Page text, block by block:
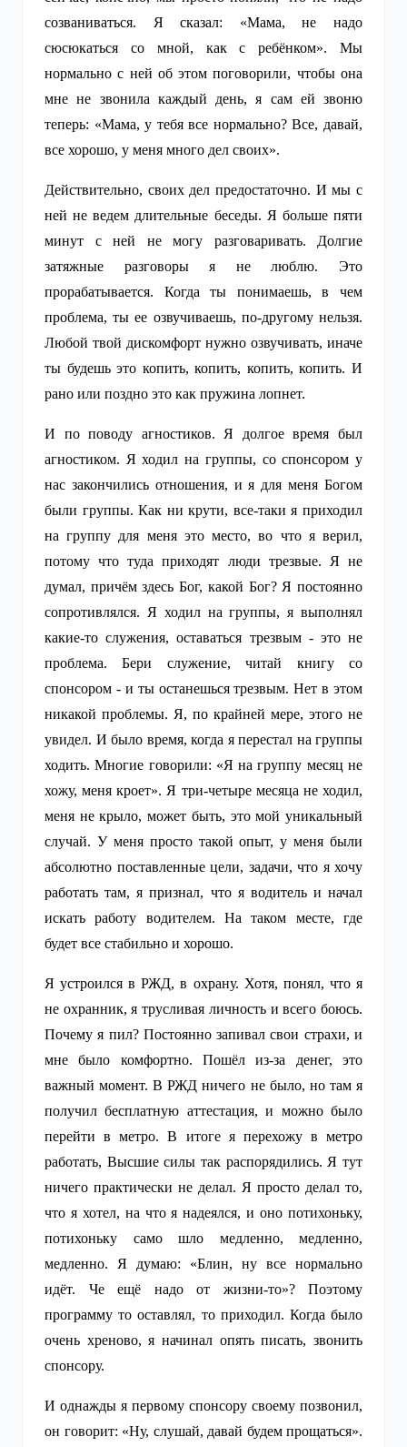
созваниваться. Я сказал: «Мама, не надо
сюсюкаться со мной, как с ребёнком». Мы
нормально с ней об этом поговорили, чтобы она
мне не звонила каждый день, я сам ей звоню
теперь: «Мама, у тебя все нормально? Все, давай,
все хорошо, у меня много дел своих».
Действительно, своих дел предостаточно. И мы с
ней не ведем длительные беседы. Я больше пяти
минут с ней не могу разговаривать. Долгие
затяжные разговоры я не люблю. Это
прорабатывается. Когда ты понимаешь, в чем
проблема, ты ее озвучиваешь, по-другому нельзя.
Любой твой дискомфорт нужно озвучивать, иначе
ты будешь это копить, копить, копить, копить. И
рано или поздно это как пружина лопнет.
И по поводу агностиков. Я долгое время был
агностиком. Я ходил на группы, со спонсором у
нас закончились отношения, и я для меня Богом
были группы. Как ни крути, все-таки я приходил
на группу для меня это место, во что я верил,
потому что туда приходят люди трезвые. Я не
думал, причём здесь Бог, какой Бог? Я постоянно
сопротивлялся. Я ходил на группы, я выполнял
какие-то служения, оставаться трезвым - это не
проблема. Бери служение, читай книгу со
спонсором - и ты останешься трезвым. Нет в этом
никакой проблемы. Я, по крайней мере, этого не
увидел. И было время, когда я перестал на группы
ходить. Многие говорили: «Я на группу месяц не
хожу, меня кроет». Я три-четыре месяца не ходил,
меня не крыло, может быть, это мой уникальный
случай. У меня просто такой опыт, у меня были
абсолютно поставленные цели, задачи, что я хочу
работать там, я признал, что я водитель и начал
искать работу водителем. На таком месте, где
будет все стабильно и хорошо.
Я устроился в РЖД, в охрану. Хотя, понял, что я
не охранник, я трусливая личность и всего боюсь.
Почему я пил? Постоянно запивал свои страхи, и
мне было комфортно. Пошёл из-за денег, это
важный момент. В РЖД ничего не было, но там я
получил бесплатную аттестация, и можно было
перейти в метро. В итоге я перехожу в метро
работать, Высшие силы так распорядились. Я тут
ничего практически не делал. Я просто делал то,
что я хотел, на что я надеялся, и оно потихоньку,
потихоньку само шло медленно, медленно,
медленно. Я думаю: «Блин, ну все нормально
идёт. Че ещё надо от жизни-то»? Поэтому
программу то оставлял, то приходил. Когда было
очень хреново, я начинал опять писать, звонить
спонсору.
И однажды я первому спонсору своему позвонил,
он говорит: «Ну, слушай, давай будем прощаться».